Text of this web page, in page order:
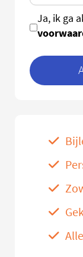
Ja, ik ga